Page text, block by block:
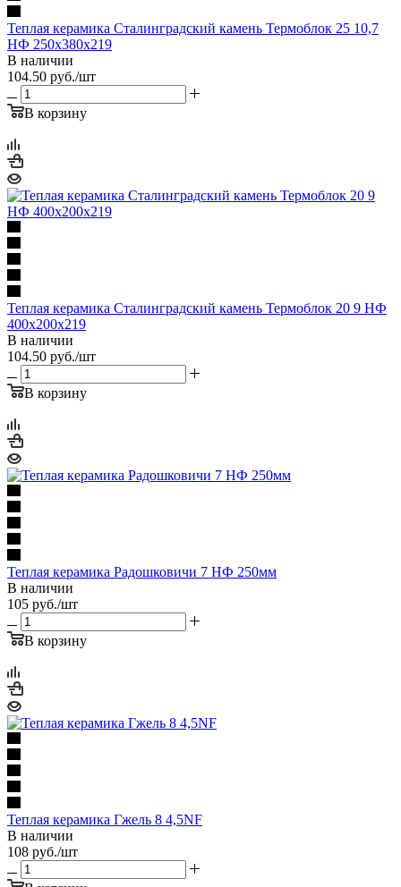
Теплая керамика Сталинградский камень Термоблок 25 10,7
НФ 250х380х219
В наличии
104.50 руб./шт
В корзину
Теплая керамика Сталинградский камень Термоблок 20 9 НФ
400х200х219
В наличии
104.50 руб./шт
В корзину
Теплая керамика Радошковичи 7 НФ 250мм
В наличии
105 руб./шт
В корзину
Теплая керамика Гжель 8 4,5NF
В наличии
108 руб./шт